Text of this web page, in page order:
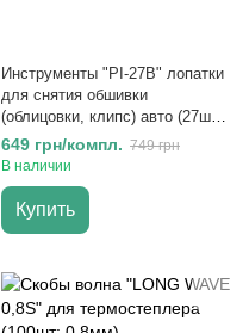
Инструменты "PI-27B" лопатки
для снятия обшивки
(облицовки, клипс) авто (27шт
в чехле)
649 грн/компл. 749 грн
В наличии
Купить